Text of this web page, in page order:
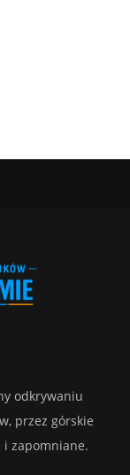
odkrywaniu
przez górskie
i zapomniane.